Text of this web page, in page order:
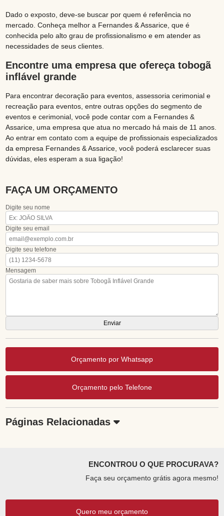
Dado o exposto, deve-se buscar por quem é referência no
mercado. Conheça melhor a Fernandes & Assarice, que é
conhecida pelo alto grau de profissionalismo e em atender as
necessidades de seus clientes.
Encontre uma empresa que ofereça tobogã
inflável grande
Para encontrar decoração para eventos, assessoria cerimonial e
recreação para eventos, entre outras opções do segmento de
eventos e cerimonial, você pode contar com a Fernandes &
Assarice, uma empresa que atua no mercado há mais de 11 anos.
Ao entrar em contato com a equipe de profissionais especializados
da empresa Fernandes & Assarice, você poderá esclarecer suas
dúvidas, eles esperam a sua ligação!
FAÇA UM ORÇAMENTO
Digite seu nome
Digite seu email
Digite seu telefone
Mensagem
Orçamento por Whatsapp
Orçamento pelo Telefone
Páginas Relacionadas
ENCONTROU O QUE PROCURAVA?
Faça seu orçamento grátis agora mesmo!
Quero meu orçamento